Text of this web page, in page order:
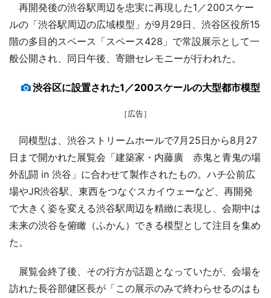
再開発後の渋谷駅周辺を忠実に再現した1／200スケー
ルの「渋谷駅周辺の広域模型」が9月29日、渋谷区役所15
階の多目的スペース「スペース428」で常設展示として一
般公開され、同日午後、寄贈セレモニーが行われた。
渋谷区に設置された1／200スケールの大型都市模型
［広告］
同模型は、渋谷ストリームホールで7月25日から8月27
日まで開かれた展覧会「建築家・内藤廣 赤鬼と青鬼の場
外乱闘 in 渋谷」に合わせて製作されたもの。ハチ公前広
場やJR渋谷駅、東西をつなぐスカイウェーなど、再開発
で大きく姿を変える渋谷駅周辺を精緻に表現し、会期中は
未来の渋谷を俯瞰（ふかん）できる模型として注目を集め
た。
展覧会終了後、その行方が話題となっていたが、会場を
訪れた長谷部健区長が「この展示のみで終わらせるのはも